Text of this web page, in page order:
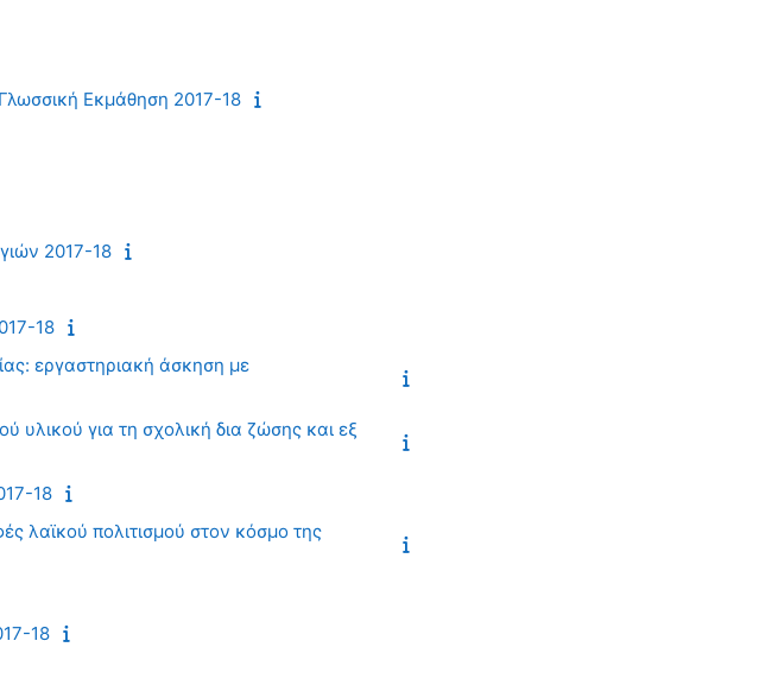
Εκμάθηση 2017-18
2017-18
18
εργαστηριακή άσκηση με
υλικού για τη σχολική δια ζώσης και εξ
18
λαϊκού πολιτισμού στον κόσμο της
18